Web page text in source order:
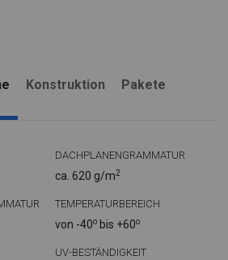
Konstruktion Pakete
DACHPLANENGRAMMATUR
ca. 620 g/m2
TEMPERATURBEREICH
von -40o bis +60o
UV-BESTÄNDIGKEIT